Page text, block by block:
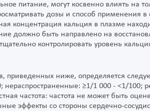
питание, могут косвенно влиять на
дозы и способ применения
концентрация кальция в плазме
должно быть направлено на
контролировать уровень
приведенных ниже, определяется
нераспространенные: ≥1/1 000 - <1/100;
частота: частота не может быть
эффекты со стороны сердечно-